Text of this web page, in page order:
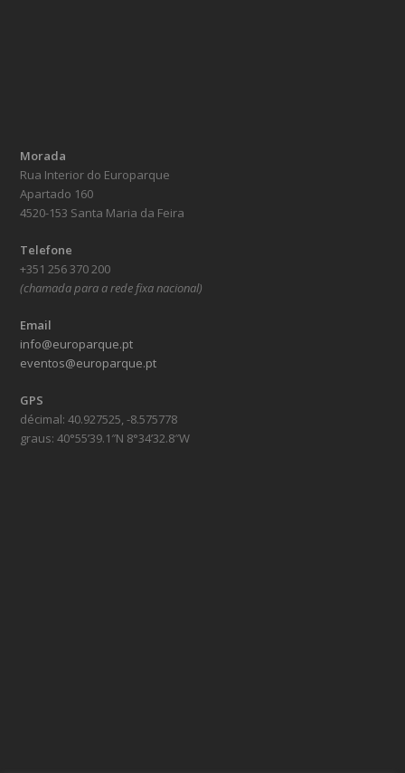
Morada
Rua Interior do Europarque
Apartado 160
4520-153 Santa Maria da Feira
Telefone
+351 256 370 200
(chamada para a rede fixa nacional)
Email
info@europarque.pt
eventos@europarque.pt
GPS
décimal: 40.927525, -8.575778
graus: 40°55’39.1″N 8°34’32.8″W